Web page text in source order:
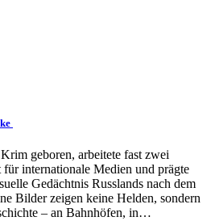
geboren, arbeitete fast zwei
für internationale Medien und prägte
Gedächtnis Russlands nach dem
Bilder zeigen keine Helden, sondern
– an Bahnhöfen, in…